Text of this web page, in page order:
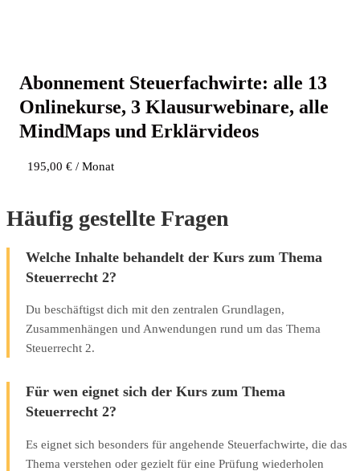
Abon­ne­ment Steu­er­fach­wir­te: alle 13
Online­kur­se, 3 Klau­sur­web­i­na­re, alle
Mind­Maps und Erklärvideos
195,00 € / Monat
Häufig gestellte Fragen
Welche Inhalte behandelt der Kurs zum Thema
Steuerrecht 2?
Du beschäftigst dich mit den zentralen Grundlagen,
Zusammenhängen und Anwendungen rund um das Thema
Steuerrecht 2.
Für wen eignet sich der Kurs zum Thema
Steuerrecht 2?
Es eignet sich besonders für angehende Steuerfachwirte, die das
Thema verstehen oder gezielt für eine Prüfung wiederholen